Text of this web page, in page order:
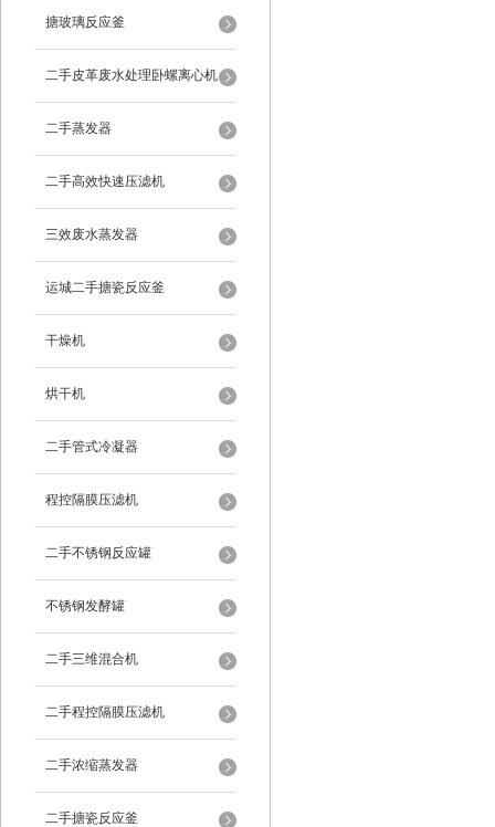
搪玻璃反应釜
二手皮革废水处理卧螺离心机
二手蒸发器
二手高效快速压滤机
三效废水蒸发器
运城二手搪瓷反应釜
干燥机
烘干机
二手管式冷凝器
程控隔膜压滤机
二手不锈钢反应罐
不锈钢发酵罐
二手三维混合机
二手程控隔膜压滤机
二手浓缩蒸发器
二手搪瓷反应釜